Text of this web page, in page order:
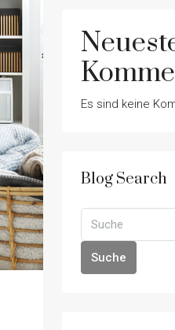
Es sind keine
Blog Search
Suche